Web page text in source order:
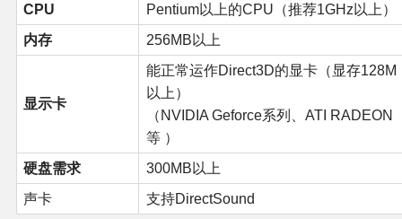
CPU
Pentium以上的CPU（推荐1GHz以上）
内存
256MB以上
显示卡
能正常运作Direct3D的显卡（显存128M
以上）
（NVIDIA Geforce系列、ATI RADEON
等 ）
硬盘需求
300MB以上
声卡
支持DirectSound